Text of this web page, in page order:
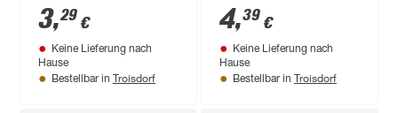
12 mm für 3/4", 2
Stück
3,29 €
Keine Lieferung nach
Hause
Bestellbar in Troisdorf
Ø 25-40 x 9 mm, 2
Stück
4,39 €
Keine Lieferung nach
Hause
Bestellbar in Troisdorf